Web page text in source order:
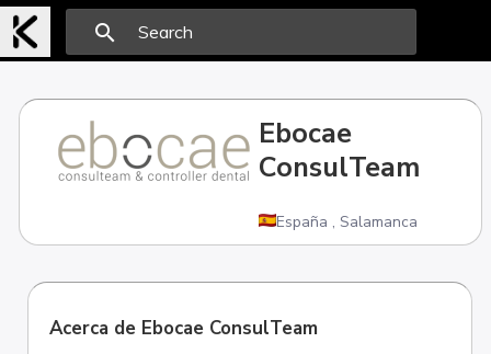
search
Ebocae
ConsulTeam
España ,Salamanca
Acerca de Ebocae ConsulTeam